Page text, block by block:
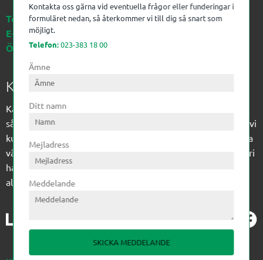
Telefon:023-383 18 00
E-post:kagon@kagon.se
Öppettider:Måndag-Fredag, 07-16
Kagon AB
Kagon har sedan 1972 levererat kompetens till
sågverksindustrin och övrig industri. Till träindustrin tillför vi
kunskap med optimeringslösningar från timmerplanen hela
vägen fram till paketering/emballering och till övrig industri
har vi ett komplement sortiment av teknikprodukter med
allt ifrån slangtillverkning till transmission och lager.
Kontakta oss gärna vid eventuella frågor eller funderingar i
formuläret nedan, så återkommer vi till dig så snart som
möjligt.
Telefon:023-383 18 00
Ämne
Ditt namn
Mejladress
Meddelande
SKICKA MEDDELANDE